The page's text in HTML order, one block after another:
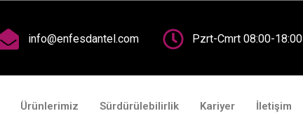
info@enfesdantel.com Pzrt-Cmrt 08:00-18:00
Ürünlerimiz Sürdürülebilirlik Kariyer İletişim